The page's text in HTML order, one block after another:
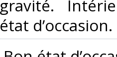
gravité.
état d’occasion.‎